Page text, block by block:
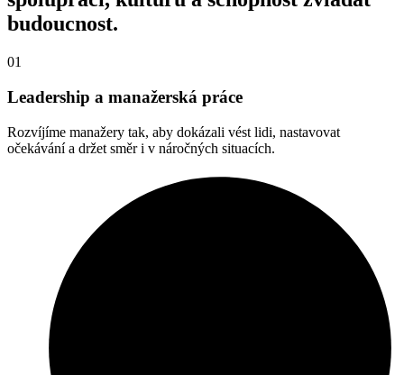
budoucnost.
01
Leadership a manažerská práce
Rozvíjíme manažery tak, aby dokázali vést lidi, nastavovat
očekávání a držet směr i v náročných situacích.